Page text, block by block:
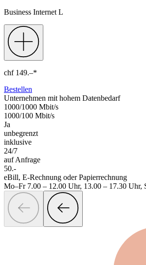
Business Internet L
chf 149.–*
Bestellen
Unternehmen mit hohem Datenbedarf
1000/1000 Mbit/s
1000/100 Mbit/s
Ja
unbegrenzt
inklusive
24/7
auf Anfrage
50.-
eBill, E-Rechnung oder Papierrechnung
Mo–Fr 7.00 – 12.00 Uhr, 13.00 – 17.30 Uhr,